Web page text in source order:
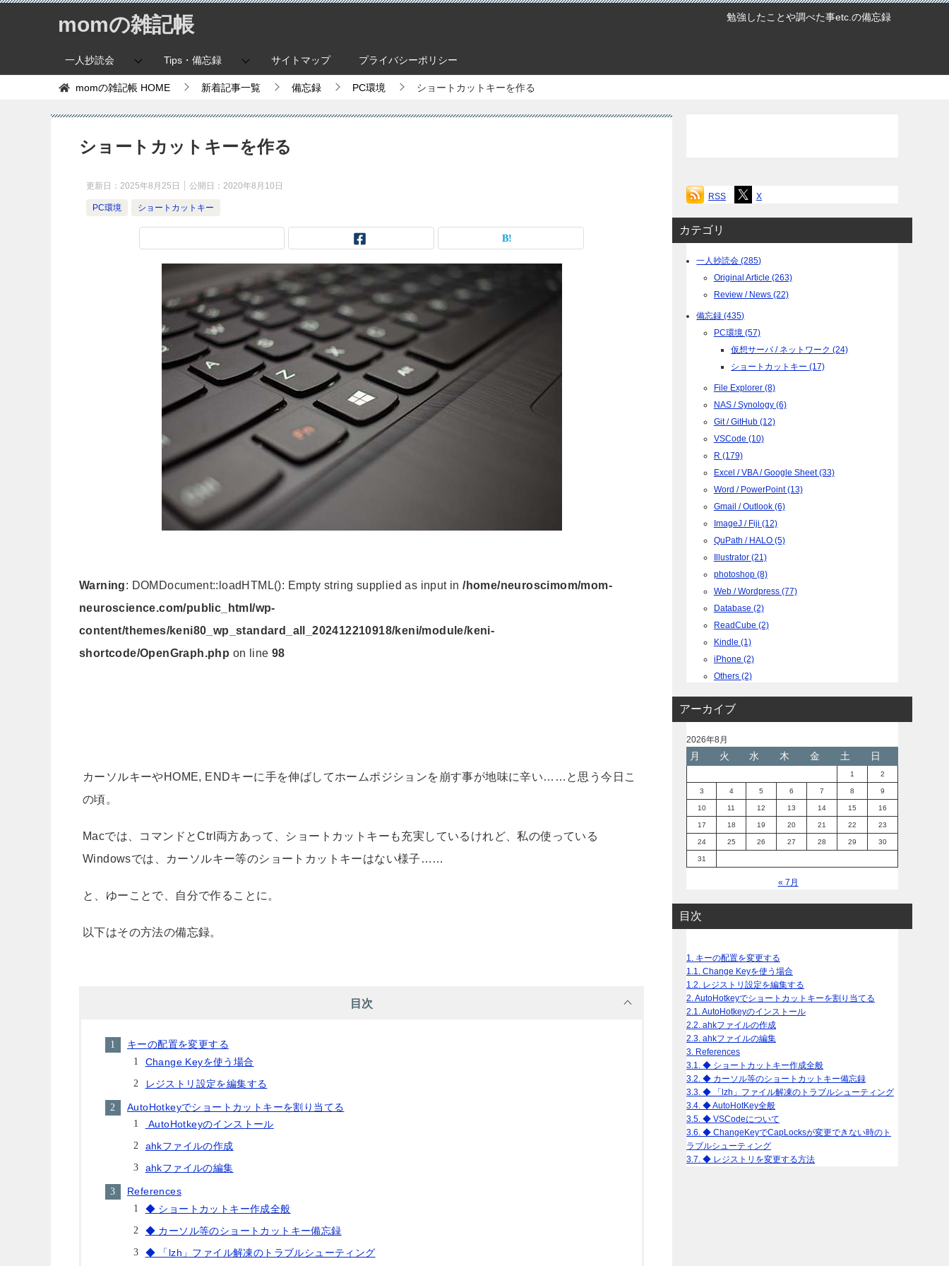
momの雑記帳 勉強したことや調べた事etc.の備忘録
一人抄読会 Tips・備忘録 サイトマップ プライバシーポリシー
momの雑記帳 HOME 新着記事一覧 備忘録 PC環境 ショートカットキーを作る
ショートカットキーを作る
更新日： 2025年8月25日 公開日： 2020年8月10日
PC環境 ショートカットキー
Warning: DOMDocument::loadHTML(): Empty string supplied as input in/home/neuroscimom/mom-
neuroscience.com/public_html/wp-
content/themes/keni80_wp_standard_all_202412210918/keni/module/keni-
shortcode/OpenGraph.php on line 98
カーソルキーやHOME, ENDキーに手を伸ばしてホームポジションを崩す事が地味に辛い……と思う今日こ
の頃。
Macでは、コマンドとCtrl両方あって、ショートカットキーも充実しているけれど、私の使っている
Windowsでは、カーソルキー等のショートカットキーはない様子……
と、ゆーことで、自分で作ることに。
以下はその方法の備忘録。
目次
キーの配置を変更する
Change Keyを使う場合
レジストリ設定を編集する
AutoHotkeyでショートカットキーを割り当てる
AutoHotkeyのインストール
ahkファイルの作成
ahkファイルの編集
References
◆ ショートカットキー作成全般
◆ カーソル等のショートカットキー備忘録
◆ 「lzh」ファイル解凍のトラブルシューティング
RSS X
カテゴリ
一人抄読会 (285)
Original Article (263)
Review / News (22)
備忘録 (435)
PC環境 (57)
仮想サーバ / ネットワーク (24)
ショートカットキー (17)
File Explorer (8)
NAS / Synology (6)
Git / GitHub (12)
VSCode (10)
R (179)
Excel / VBA / Google Sheet (33)
Word / PowerPoint (13)
Gmail / Outlook (6)
ImageJ / Fiji (12)
QuPath / HALO (5)
Illustrator (21)
photoshop (8)
Web / Wordpress (77)
Database (2)
ReadCube (2)
Kindle (1)
iPhone (2)
Others (2)
アーカイブ
2026年8月
月 火 水 木 金 土 日
1 2
3 4 5 6 7 8 9
10 11 12 13 14 15 16
17 18 19 20 21 22 23
24 25 26 27 28 29 30
31
« 7月
目次
1. キーの配置を変更する
1.1. Change Keyを使う場合
1.2. レジストリ設定を編集する
2.AutoHotkeyでショートカットキーを割り当てる
2.1.AutoHotkeyのインストール
2.2. ahkファイルの作成
2.3. ahkファイルの編集
3. References
3.1. ◆ ショートカットキー作成全般
3.2. ◆ カーソル等のショートカットキー備忘録
3.3. ◆ 「lzh」ファイル解凍のトラブルシューティング
3.4. ◆ AutoHotKey全般
3.5. ◆ VSCodeについて
3.6. ◆ ChangeKeyでCapLocksが変更できない時のト
ラブルシューティング
3.7. ◆ レジストリを変更する方法